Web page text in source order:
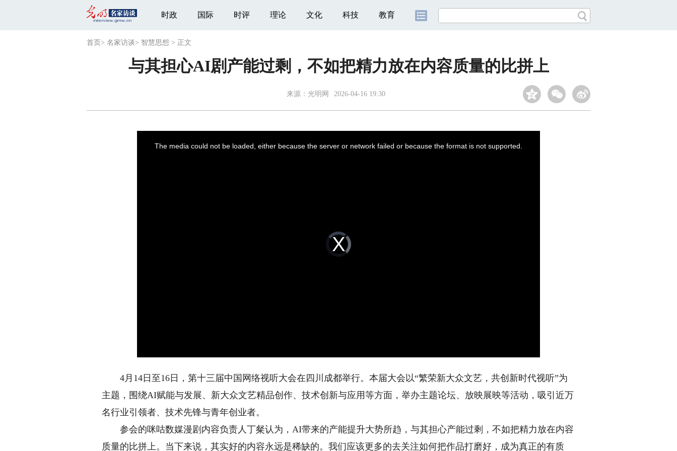
时政 国际 时评 理论 文化 科技 教育
首页 > 名家访谈> 智慧思想 > 正文
与其担心AI剧产能过剩，不如把精力放在内容质量的比拼上
来源： 光明网 2026-04-16 19:30
Video
Player
loading.
The media could not be loaded, either because the server or network failed or because the format is not supported.
4月14日至16日，第十三届中国网络视听大会在四川成都举行。本届大会以“繁荣新大众文艺，共创新时代视听”为
主题，围绕AI赋能与发展、新大众文艺精品创作、技术创新与应用等方面，举办主题论坛、放映展映等活动，吸引近万
名行业引领者、技术先锋与青年创业者。
参会的咪咕数媒漫剧内容负责人丁粲认为，AI带来的产能提升大势所趋，与其担心产能过剩，不如把精力放在内容
质量的比拼上。当下来说，其实好的内容永远是稀缺的。我们应该更多的去关注如何把作品打磨好，成为真正的有质